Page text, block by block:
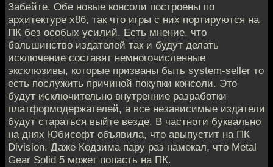
Забейте. Обе новые консоли построены по
архитектуре х86, так что игры с них портируются на
ПК без особых усилий. Есть мнение, что
большинство издателей так и будут делать
исключение составят немногочисленные
эксклюзивы, которые призваны быть system-seller то
есть послужить причиной покупки консоли. Это
будут исключительно внутренние разработки
платформодержателей, а все независимые издатели
будут стараться выйте везде. В частноти буквально
на днях Юбисофт объявила, что авыпустит на ПК
Division. Даже Кодзима пару раз намекал, что Metal
Gear Solid 5 может попасть на ПК.